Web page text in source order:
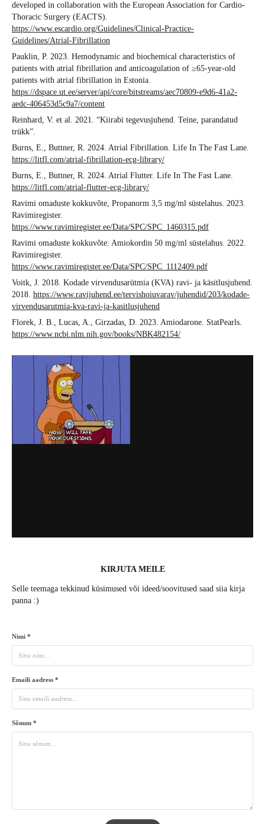
developed in collaboration with the European Association for Cardio-
Thoracic Surgery (EACTS).
https://www.escardio.org/Guidelines/Clinical-Practice-
Guidelines/Atrial-Fibrillation
Pauklin, P. 2023. Hemodynamic and biochemical characteristics of
patients with atrial fibrillation and anticoagulation of ≥65-year-old
patients with atrial fibrillation in Estonia.
https://dspace.ut.ee/server/api/core/bitstreams/aec70809-e9d6-41a2-
aedc-406453d5c9a7/content
Reinhard, V. et al. 2021. “Kiirabi tegevusjuhend. Teine, parandatud
trükk”.
Burns, E., Buttner, R. 2024. Atrial Fibrillation. Life In The Fast Lane.
https://litfl.com/atrial-fibrillation-ecg-library/
Burns, E., Buttner, R. 2024. Atrial Flutter. Life In The Fast Lane.
https://litfl.com/atrial-flutter-ecg-library/
Ravimi omaduste kokkuvõte, Propanorm 3,5 mg/ml süstelahus. 2023.
Ravimiregister.
https://www.ravimiregister.ee/Data/SPC/SPC_1460315.pdf
Ravimi omaduste kokkuvõte: Amiokordin 50 mg/ml süstelahus. 2022.
Ravimiregister.
https://www.ravimiregister.ee/Data/SPC/SPC_1112409.pdf
Voitk, J. 2018. Kodade virvendusarütmia (KVA) ravi- ja käsitlusjuhend.
2018. https://www.ravijuhend.ee/tervishoiuvarav/juhendid/203/kodade-
virvendusarutmia-kva-ravi-ja-kasitlusjuhend
Florek, J. B., Lucas, A., Girzadas, D. 2023. Amiodarone. StatPearls.
https://www.ncbi.nlm.nih.gov/books/NBK482154/
KIRJUTA MEILE
Selle teemaga tekkinud küsimused või ideed/soovitused saad siia kirja
panna :)
Nimi *
Emaili aadress *
Sõnum *